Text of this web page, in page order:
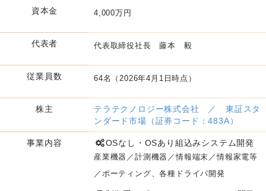
資本金 4,000万円
代表者 代表取締役社長 藤本 毅
従業員数 64名（2026年4月1日時点）
株主
テラテクノロジー株式会社 ／ 東証スタ
ンダード市場（証券コード：483A）
事業内容 OSなし・OSあり組込みシステム開発
産業機器／計測機器／情報端末／情報家電等
／ポーティング、各種ドライバ開発